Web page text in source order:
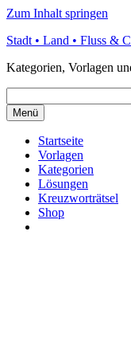
Zum Inhalt springen
Stadt • Land • Fluss &
Kategorien, Vorlagen
Menü
Startseite
Vorlagen
Kategorien
Lösungen
Kreuzworträtsel
Shop